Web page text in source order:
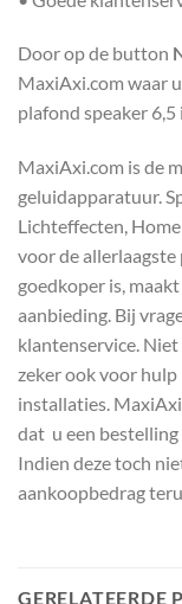
Door op de button
MaxiAxi.com waar
plafond speaker
MaxiAxi.com is de
geluidapparatuur.
Lichteffecten,
voor de
goedkoper is,
aanbieding. Bij
klantenservice.
zeker ook voor
installaties.
dat u een
Indien deze toch
aankoopbedrag
GERELATEERDE